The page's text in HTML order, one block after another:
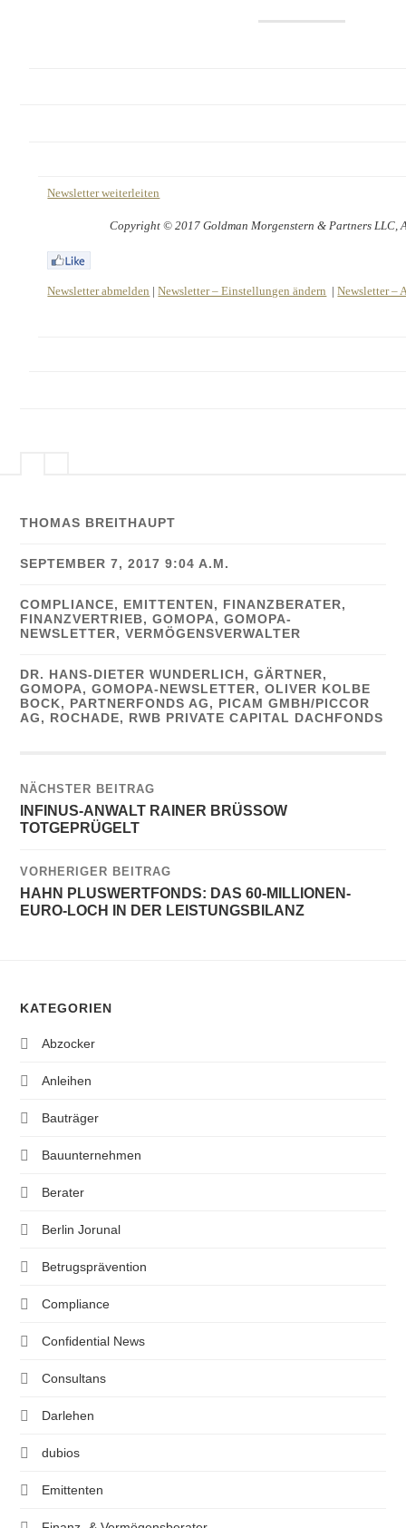
Newsletter weiterleiten
Copyright © 2017 Goldman Morgenstern & Partners LLC,
Newsletter abmelden |Newsletter – Einstellungen ändern |Newsletter –
THOMAS BREITHAUPT
SEPTEMBER 7, 2017 9:04 A.M.
COMPLIANCE, EMITTENTEN , FINANZBERATER,
FINANZVERTRIEB,GOMOPA,GOMOPA-
NEWSLETTER,VERMÖGENSVERWALTER
DR. HANS-DIETER WUNDERLICH ,GÄRTNER,
GOMOPA,GOMOPA-NEWSLETTER,OLIVER KOLBE
BOCK, PARTNERFONDS AG ,
PICAM GMBH/PICCOR
AG , ROCHADE, RWB PRIVATE CAPITAL DACHFONDS
NÄCHSTER BEITRAG
INFINUS-ANWALT RAINER BRÜSSOW
TOTGEPRÜGELT
VORHERIGER BEITRAG
HAHN PLUSWERTFONDS: DAS 60-MILLIONEN-
EURO-LOCH IN DER LEISTUNGSBILANZ
KATEGORIEN
Abzocker
Anleihen
Bauträger
Bauunternehmen
Berater
Berlin Jorunal
Betrugsprävention
Compliance
Confidential News
Consultans
Darlehen
dubios
Emittenten